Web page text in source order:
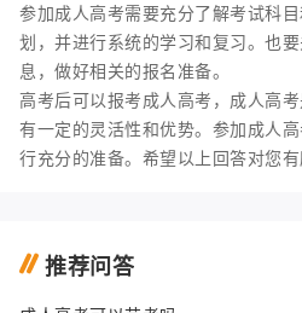
参加成人高考需要充分了解考试科
划，并进行系统的学习和复习。也
息，做好相关的报名准备。
高考后可以报考成人高考，成人高
有一定的灵活性和优势。参加成人
行充分的准备。希望以上回答对您有
推荐问答